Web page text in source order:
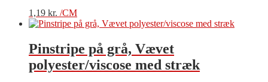
1,19 kr. /CM
Pinstripe på grå, Vævet
polyester/viscose med stræk